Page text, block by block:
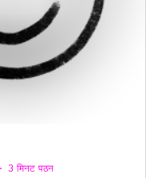
3 मिनट पठन